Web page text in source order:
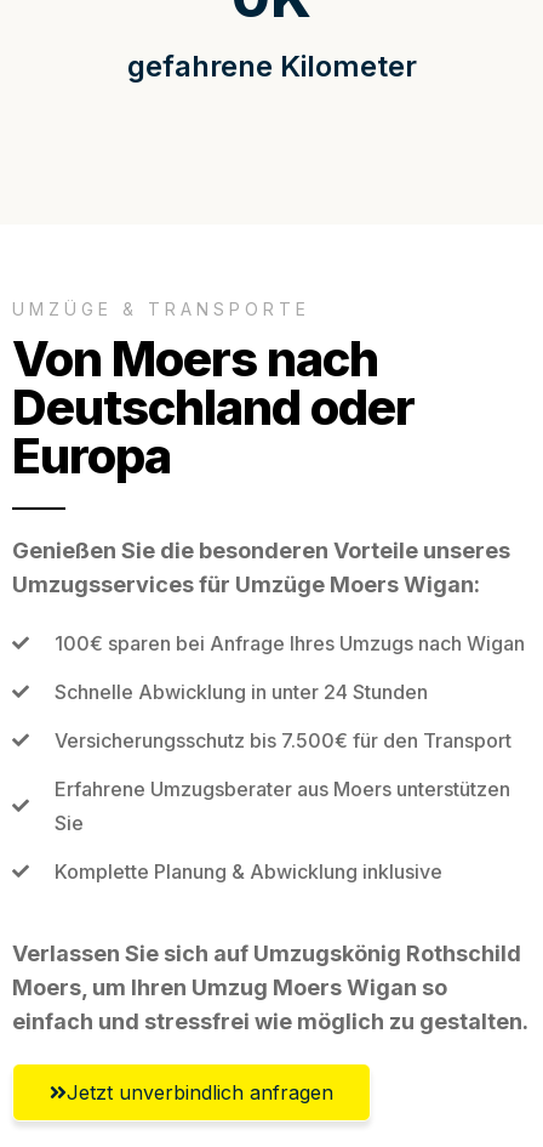
gefahrene Kilometer
UMZÜGE & TRANSPORTE
Von Moers nach
Deutschland oder
Europa
Genießen Sie die besonderen Vorteile unseres
Umzugsservices für Umzüge Moers Wigan:
100€ sparen bei Anfrage Ihres Umzugs nach Wigan
Schnelle Abwicklung in unter 24 Stunden
Versicherungsschutz bis 7.500€ für den Transport
Erfahrene Umzugsberater aus Moers unterstützen
Sie
Komplette Planung & Abwicklung inklusive
Verlassen Sie sich auf Umzugskönig Rothschild
Moers, um Ihren Umzug Moers Wigan so
einfach und stressfrei wie möglich zu gestalten.
Jetzt unverbindlich anfragen